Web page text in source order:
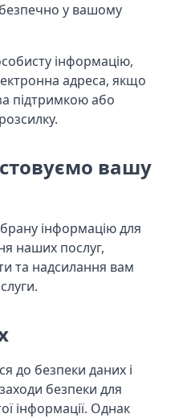
безпечно у вашому
інформацію,
адреса, якщо
підтримкою або
вашу
інформацію для
наших послуг,
та надсилання вам
до безпеки даних і
безпеки для
інформації. Однак